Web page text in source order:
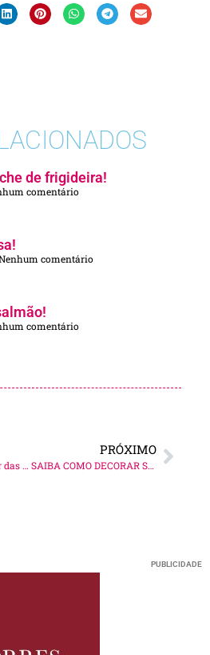
de frigideira!
comentário
comentário
comentário
Dicas de como cuidar das roupas!
PRÓXIMO
SAIBA COMO DECORAR SUA COZINHA!
PUBLICIDADE